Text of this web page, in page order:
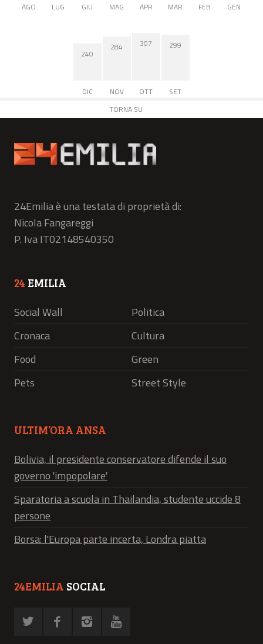
AGO
LUG GIU MAG APR MAR FEB GEN
240
DIC
284
NOV
307
OTT
299
SET
TORNA SU
24Emilia è una testata di proprietà di:
Nicola Fangareggi
P. Iva IT02148540350
24 EMILIA
Social Wall
Politica
Cronaca
Cultura
Food
Green
Pets
Street Style
ULTIM’ORA ANSA
Bolivia, il presidente conservatore difende il suo
governo 'impopolare'
Sparatoria a scuola in Thailandia, studente uccide 8
persone
Borsa: l'Europa parte incerta, Londra piatta
24EMILIA SOCIAL